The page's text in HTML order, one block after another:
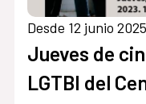
Desde 12 junio
Jueves de
LGTBI del